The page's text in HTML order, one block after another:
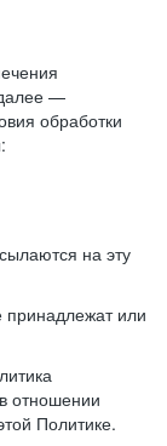
—
обработки
на эту
принадлежат или
отношении
Политике.